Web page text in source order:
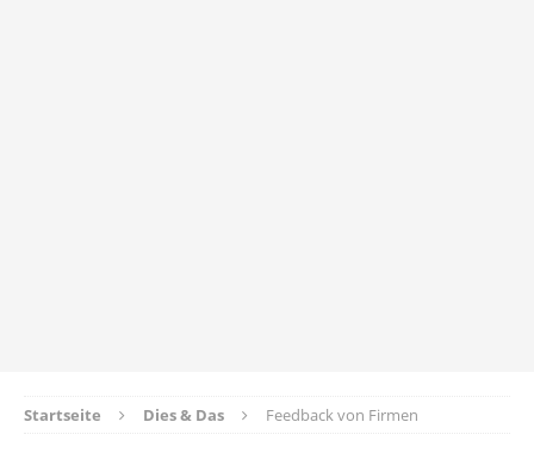
Startseite Dies & Das Feedback von Firmen